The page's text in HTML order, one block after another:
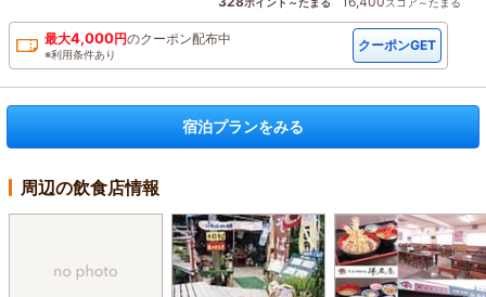
最大4,000円のクーポン配布中
※利用条件あり
クーポンGET
宿泊プランをみる
周辺の飲食店情報